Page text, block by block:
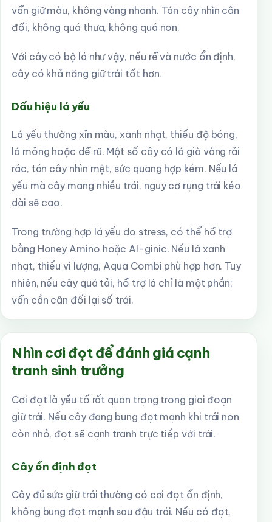
vẫn giữ màu, không vàng nhanh. Tán cây nhìn cân
đối, không quá thưa, không quá non.
Với cây có bộ lá như vậy, nếu rễ và nước ổn định,
cây có khả năng giữ trái tốt hơn.
Dấu hiệu lá yếu
Lá yếu thường xỉn màu, xanh nhạt, thiếu độ bóng,
lá mỏng hoặc dễ rũ. Một số cây có lá già vàng rải
rác, tán cây nhìn mệt, sức quang hợp kém. Nếu lá
yếu mà cây mang nhiều trái, nguy cơ rụng trái kéo
dài sẽ cao.
Trong trường hợp lá yếu do stress, có thể hỗ trợ
bằng Honey Amino hoặc Al-ginic. Nếu lá xanh
nhạt, thiếu vi lượng, Aqua Combi phù hợp hơn. Tuy
nhiên, nếu cây quá tải, hỗ trợ lá chỉ là một phần;
vẫn cần cân đối lại số trái.
Nhìn cơi đọt để đánh giá cạnh
tranh sinh trưởng
Cơi đọt là yếu tố rất quan trọng trong giai đoạn
giữ trái. Nếu cây đang bung đọt mạnh khi trái non
còn nhỏ, đọt sẽ cạnh tranh trực tiếp với trái.
Cây ổn định đọt
Cây đủ sức giữ trái thường có cơi đọt ổn định,
không bung đọt mạnh sau đậu trái. Nếu có đọt,